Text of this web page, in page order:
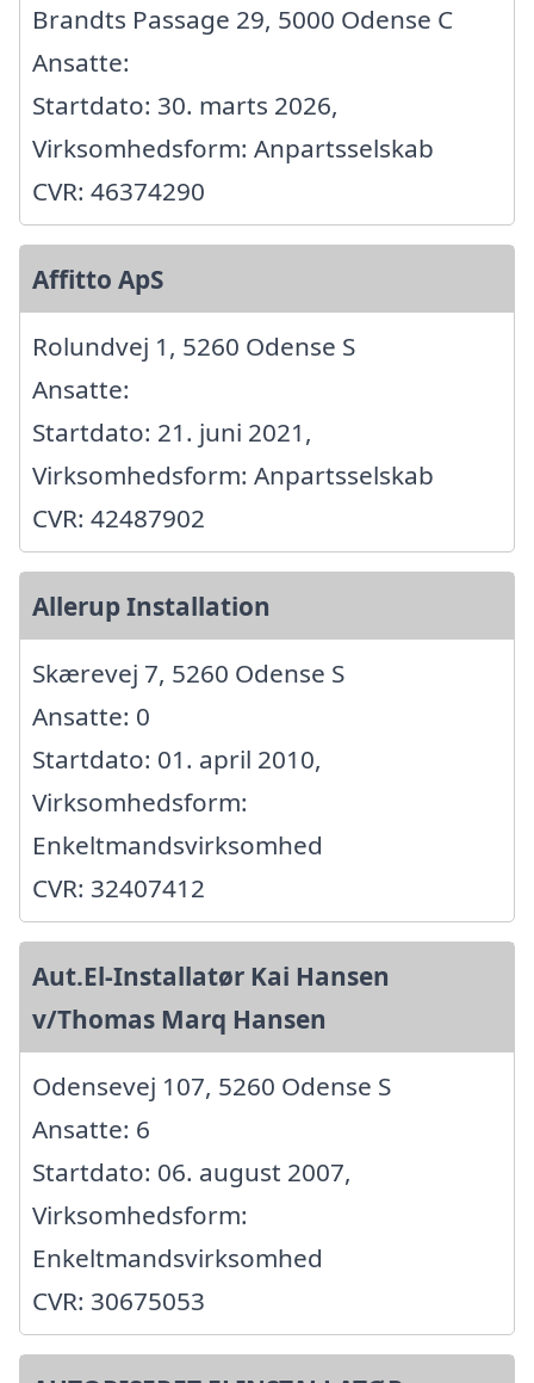
Brandts Passage 29, 5000 Odense C
Ansatte:
Startdato: 30. marts 2026,
Virksomhedsform: Anpartsselskab
CVR: 46374290
Affitto ApS
Rolundvej 1, 5260 Odense S
Ansatte:
Startdato: 21. juni 2021,
Virksomhedsform: Anpartsselskab
CVR: 42487902
Allerup Installation
Skærevej 7, 5260 Odense S
Ansatte: 0
Startdato: 01. april 2010,
Virksomhedsform:
Enkeltmandsvirksomhed
CVR: 32407412
Aut.El-Installatør Kai Hansen
v/Thomas Marq Hansen
Odensevej 107, 5260 Odense S
Ansatte: 6
Startdato: 06. august 2007,
Virksomhedsform:
Enkeltmandsvirksomhed
CVR: 30675053